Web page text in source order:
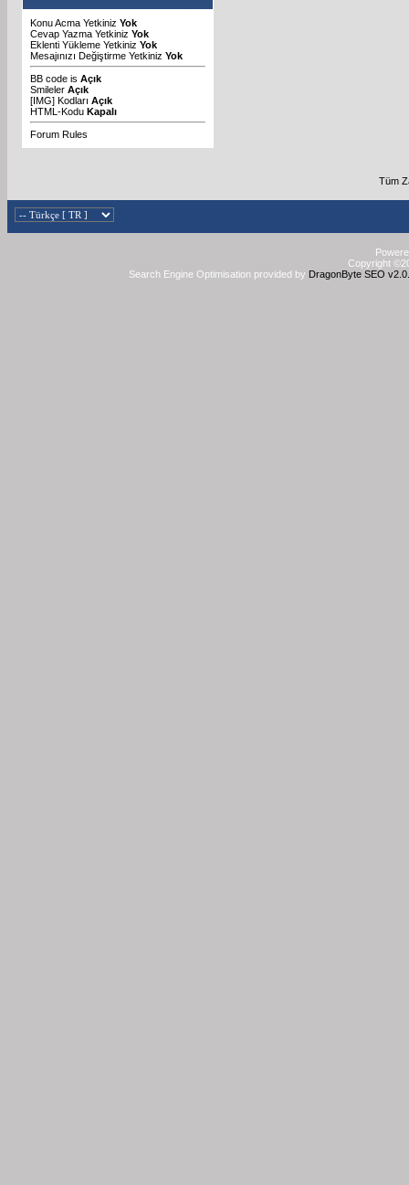
Konu Acma Yetkiniz Yok
Cevap Yazma Yetkiniz Yok
Eklenti Yükleme Yetkiniz Yok
Mesajınızı Değiştirme Yetkiniz Yok
BB code is Açık
Smileler Açık
[IMG] Kodları Açık
HTML-Kodu Kapalı
Forum Rules
Tüm
Copyright
Search Engine Optimisation provided by DragonByte SEO